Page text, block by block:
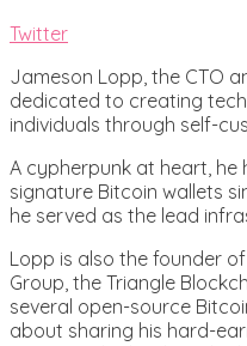
Twitter
Jameson Lopp, the CTO
dedicated to creating
individuals through self-
A cypherpunk at heart, he
signature Bitcoin wallets
he served as the lead
Lopp is also the founder
Group, the Triangle
several open-source
about sharing his hard-